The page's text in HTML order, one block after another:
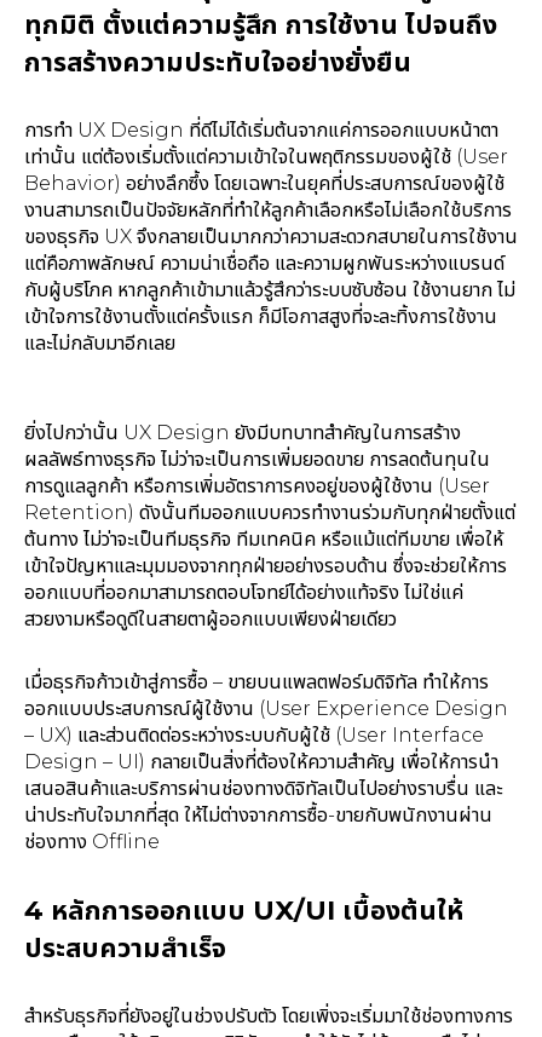
ทุกมิติ ตั้งแต่ความรู้สึก การใช้งาน ไปจนถึง
การสร้างความประทับใจอย่างยั่งยืน
การทำ UX Design ที่ดีไม่ได้เริ่มต้นจากแค่การออกแบบหน้าตา
เท่านั้น แต่ต้องเริ่มตั้งแต่ความเข้าใจในพฤติกรรมของผู้ใช้ (User
Behavior) อย่างลึกซึ้ง โดยเฉพาะในยุคที่ประสบการณ์ของผู้ใช้
งานสามารถเป็นปัจจัยหลักที่ทำให้ลูกค้าเลือกหรือไม่เลือกใช้บริการ
ของธุรกิจ UX จึงกลายเป็นมากกว่าความสะดวกสบายในการใช้งาน
แต่คือภาพลักษณ์ ความน่าเชื่อถือ และความผูกพันระหว่างแบรนด์
กับผู้บริโภค หากลูกค้าเข้ามาแล้วรู้สึกว่าระบบซับซ้อน ใช้งานยาก ไม่
เข้าใจการใช้งานตั้งแต่ครั้งแรก ก็มีโอกาสสูงที่จะละทิ้งการใช้งาน
และไม่กลับมาอีกเลย
ยิ่งไปกว่านั้น UX Design ยังมีบทบาทสำคัญในการสร้าง
ผลลัพธ์ทางธุรกิจ ไม่ว่าจะเป็นการเพิ่มยอดขาย การลดต้นทุนใน
การดูแลลูกค้า หรือการเพิ่มอัตราการคงอยู่ของผู้ใช้งาน (User
Retention) ดังนั้นทีมออกแบบควรทำงานร่วมกับทุกฝ่ายตั้งแต่
ต้นทาง ไม่ว่าจะเป็นทีมธุรกิจ ทีมเทคนิค หรือแม้แต่ทีมขาย เพื่อให้
เข้าใจปัญหาและมุมมองจากทุกฝ่ายอย่างรอบด้าน ซึ่งจะช่วยให้การ
ออกแบบที่ออกมาสามารถตอบโจทย์ได้อย่างแท้จริง ไม่ใช่แค่
สวยงามหรือดูดีในสายตาผู้ออกแบบเพียงฝ่ายเดียว
เมื่อธุรกิจก้าวเข้าสู่การซื้อ – ขายบนแพลตฟอร์มดิจิทัล ทำให้การ
ออกแบบประสบการณ์ผู้ใช้งาน (User Experience Design
– UX) และส่วนติดต่อระหว่างระบบกับผู้ใช้ (User Interface
Design – UI) กลายเป็นสิ่งที่ต้องให้ความสำคัญ เพื่อให้การนำ
เสนอสินค้าและบริการผ่านช่องทางดิจิทัลเป็นไปอย่างราบรื่น และ
น่าประทับใจมากที่สุด ให้ไม่ต่างจากการซื้อ-ขายกับพนักงานผ่าน
ช่องทาง Offline
4 หลักการออกแบบ UX/UI เบื้องต้นให้
ประสบความสำเร็จ
สำหรับธุรกิจที่ยังอยู่ในช่วงปรับตัว โดยเพิ่งจะเริ่มมาใช้ช่องทางการ